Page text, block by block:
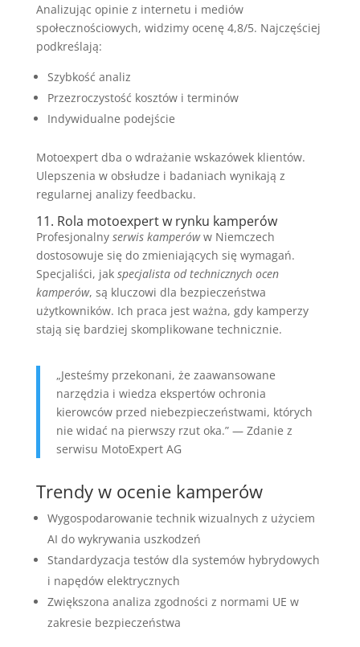
Analizując opinie z internetu i mediów
społecznościowych, widzimy ocenę 4,8/5. Najczęściej
podkreślają:
Szybkość analiz
Przezroczystość kosztów i terminów
Indywidualne podejście
Motoexpert dba o wdrażanie wskazówek klientów.
Ulepszenia w obsłudze i badaniach wynikają z
regularnej analizy feedbacku.
11. Rola motoexpert w rynku kamperów
Profesjonalny serwis kamperóww Niemczech
dostosowuje się do zmieniających się wymagań.
Specjaliści, jak specjalista od technicznych ocen
kamperów, są kluczowi dla bezpieczeństwa
użytkowników. Ich praca jest ważna, gdy kamperzy
stają się bardziej skomplikowane technicznie.
„Jesteśmy przekonani, że zaawansowane
narzędzia i wiedza ekspertów ochronia
kierowców przed niebezpieczeństwami, których
nie widać na pierwszy rzut oka.” — Zdanie z
serwisu MotoExpert AG
Trendy w ocenie kamperów
Wygospodarowanie technik wizualnych z użyciem
AI do wykrywania uszkodzeń
Standardyzacja testów dla systemów hybrydowych
i napędów elektrycznych
Zwiększona analiza zgodności z normami UE w
zakresie bezpieczeństwa